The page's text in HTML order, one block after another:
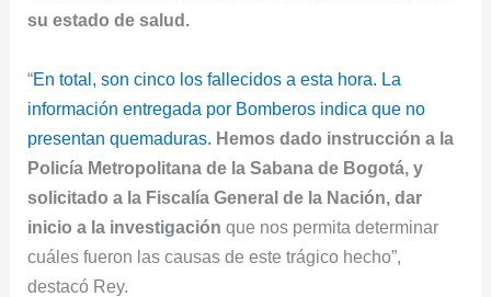
su estado de salud.
“En total, son cinco los fallecidos a esta hora. La
información entregada por Bomberos indica que no
presentan quemaduras. Hemos dado instrucción a la
Policía Metropolitana de la Sabana de Bogotá, y
solicitado a la Fiscalía General de la Nación, dar
inicio a la investigación que nos permita determinar
cuáles fueron las causas de este trágico hecho”,
destacó Rey.